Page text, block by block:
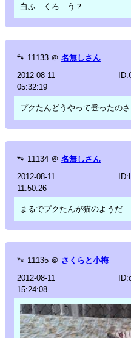
白ふ…くろ…う？
🐾 11133 ＠ 名無しさん
2012-08-11
05:32:19
プクたんどうやって登ったのさ
🐾 11134 ＠ 名無しさん
2012-08-11
11:50:26
まるでプクたんが猫のようだ
🐾 11135 ＠ さくらと小梅
2012-08-11
15:24:08